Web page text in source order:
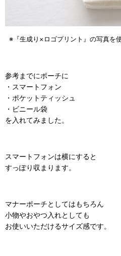
※『生成り×ロゴプリント』の写真を
参考までにポーチに
・スマートフォン
・ポケットティッシュ
・ビニール袋
を入れてみました。
スマートフォンは横にすると
すっぽり収まります。
マナーポーチとしてはもちろん
小物やおやつ入れとしても
お使いいただけるサイズ感です。